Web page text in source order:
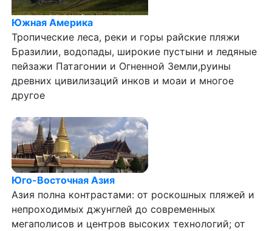
Южная Америка
Тропические леса, реки и горы райские пляжи
Бразилии, водопады, широкие пустыни и ледяные
пейзажи Патагонии и Огненной Земли,руины
древних цивилизаций инков и моаи и многое
другое
Юго-Восточная Азия
Азия полна контрастами: от роскошных пляжей и
непроходимых джунглей до современных
мегаполисов и центров высоких технологий; от